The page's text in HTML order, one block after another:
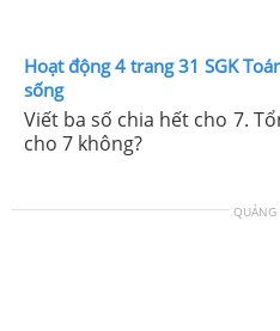
Hoạt động 4 trang 31 SGK
sống
Viết ba số chia hết cho 7.
cho 7 không?
QUẢNG